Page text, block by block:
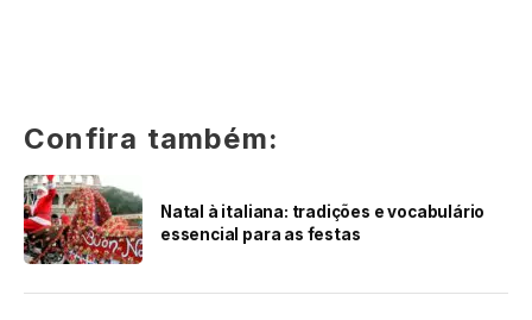
Confira também:
Natal à italiana: tradições e vocabulário
essencial para as festas